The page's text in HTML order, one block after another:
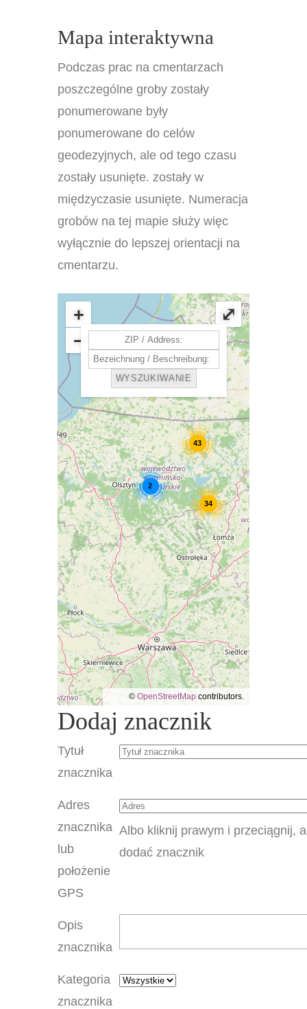
Mapa interaktywna
Podczas prac na cmentarzach
poszczególne groby zostały
ponumerowane były
ponumerowane do celów
geodezyjnych, ale od tego czasu
zostały usunięte. zostały w
międzyczasie usunięte. Numeracja
grobów na tej mapie służy więc
wyłącznie do lepszej orientacji na
cmentarzu.
2
34
43
+
−
© OpenStreetMap contributors.
⤢
Dodaj znacznik
Tytuł
znacznika
Adres
znacznika
lub
położenie
GPS
Albo kliknij prawym i przeciągnij,
dodać znacznik
Opis
znacznika
Kategoria
znacznika